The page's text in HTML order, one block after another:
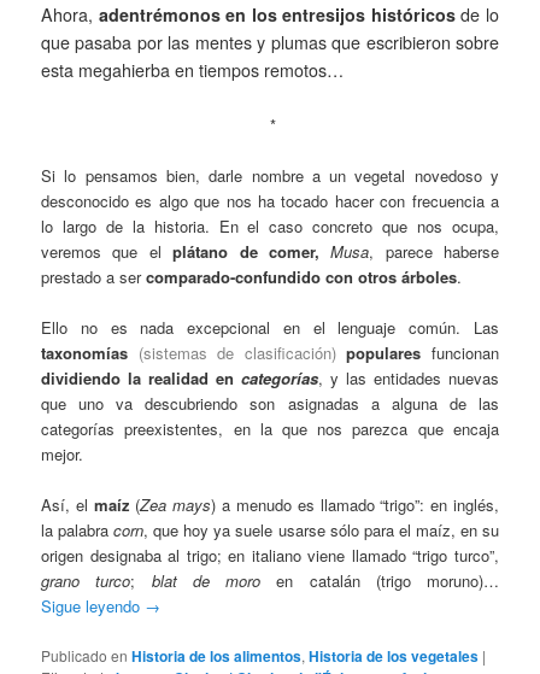
Ahora, adentrémonos en los entresijos históricosde lo
que pasaba por las mentes y plumas que escribieron sobre
esta megahierba en tiempos remotos…
*
Si lo pensamos bien, darle nombre a un vegetal novedoso y
desconocido es algo que nos ha tocado hacer con frecuencia a
lo largo de la historia. En el caso concreto que nos ocupa,
veremos que elplátano de comer, Musa, parece haberse
prestado a sercomparado-confundido con otros árboles.
Ello no es nada excepcional en el lenguaje común. Las
taxonomías (sistemas de clasificación) populares funcionan
dividiendo la realidad en categorías, y las entidades nuevas
que uno va descubriendo son asignadas a alguna de las
categorías preexistentes, en la que nos parezca que encaja
mejor.
Así, el maíz (Zea mays) a menudo es llamado “trigo”: en inglés,
la palabracorn, que hoy ya suele usarse sólo para el maíz, en su
origen designaba al trigo; en italiano viene llamado “trigo turco”,
grano turco; blat de moro en catalán (trigo moruno)…
Sigue leyendo →
Publicado en Historia de los alimentos,Historia de los vegetales |